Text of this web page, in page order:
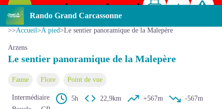
plus grande prudence.
Rando Grand Carcassonne
>>Accueil>À pied>Le sentier panoramique de la Malepère
Arzens
Le sentier panoramique de la Malepère
Faune Flore Point de vue
Intermédiaire 5h 22,9km +567m
-567m